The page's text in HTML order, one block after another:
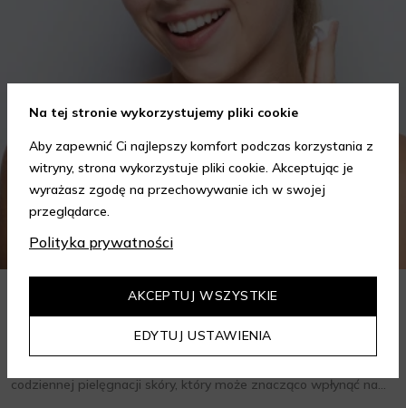
Jak wybrać krem do twarzy w zależności od potrzeb?
codziennej pielęgnacji skóry, który może znacząco wpłynąć na
Na tej stronie wykorzystujemy pliki cookie
Aby zapewnić Ci najlepszy komfort podczas korzystania z
witryny, strona wykorzystuje pliki cookie. Akceptując je
wyrażasz zgodę na przechowywanie ich w swojej
przeglądarce.
Polityka prywatności
EDYTUJ USTAWIENIA
AKCEPTUJ WSZYSTKIE